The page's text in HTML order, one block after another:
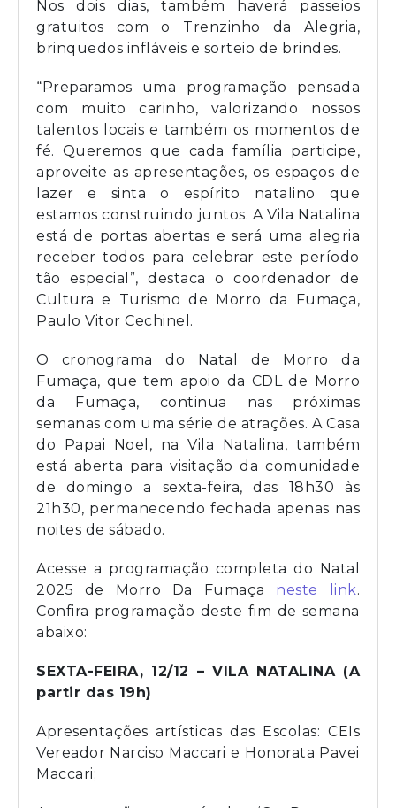
Nos dois dias, também haverá passeios
gratuitos com o Trenzinho da Alegria,
brinquedos infláveis e sorteio de brindes.
“Preparamos uma programação pensada
com muito carinho, valorizando nossos
talentos locais e também os momentos de
fé. Queremos que cada família participe,
aproveite as apresentações, os espaços de
lazer e sinta o espírito natalino que
estamos construindo juntos. A Vila Natalina
está de portas abertas e será uma alegria
receber todos para celebrar este período
tão especial”, destaca o coordenador de
Cultura e Turismo de Morro da Fumaça,
Paulo Vitor Cechinel.
O cronograma do Natal de Morro da
Fumaça, que tem apoio da CDL de Morro
da Fumaça, continua nas próximas
semanas com uma série de atrações. A Casa
do Papai Noel, na Vila Natalina, também
está aberta para visitação da comunidade
de domingo a sexta-feira, das 18h30 às
21h30, permanecendo fechada apenas nas
noites de sábado.
Acesse a programação completa do Natal
2025 de Morro Da Fumaça neste link.
Confira programação deste fim de semana
abaixo:
SEXTA-FEIRA, 12/12 – VILA NATALINA (A
partir das 19h)
Apresentações artísticas das Escolas: CEIs
Vereador Narciso Maccari e Honorata Pavei
Maccari;